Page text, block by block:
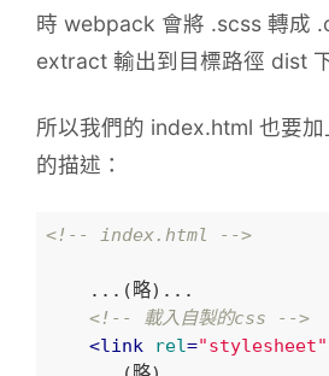
時 webpack 會將 .scss 轉成
extract 輸出到目標路徑 dist
所以我們的 index.html 也要
的描述：
<!-- index.html -->
    ...(略)...
<!-- 載入自製的css -->
<link rel="stylesheet"